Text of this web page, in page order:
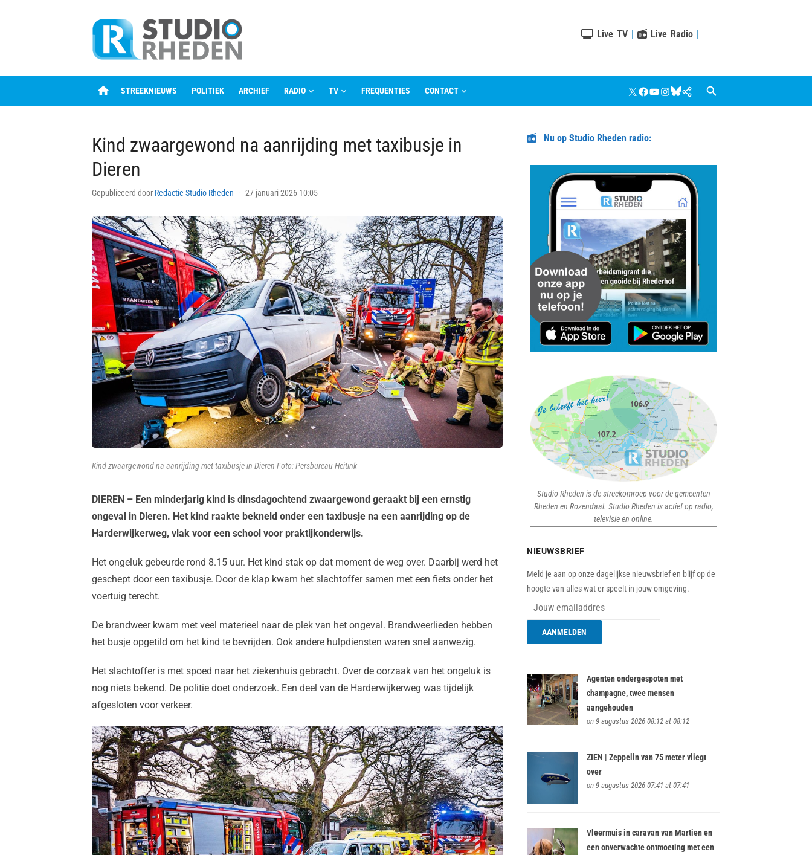
Live TV | Live Radio |
home STREEKNIEUWS POLITIEK ARCHIEF RADIO TV FREQUENTIES CONTACT X Facebook
YouTube
Instagram
Bluesky
Google
Nieuws
Kind zwaargewond na aanrijding met taxibusje in
Dieren
Gepubliceerd door Redactie Studio Rheden
Posted
27 januari 2026 10:05
Kind zwaargewond na aanrijding met taxibusje in Dieren Foto: Persbureau Heitink
DIEREN – Een minderjarig kind is dinsdagochtend zwaargewond geraakt bij een ernstig
ongeval in Dieren. Het kind raakte bekneld onder een taxibusje na een aanrijding op de
Harderwijkerweg, vlak voor een school voor praktijkonderwijs.
Het ongeluk gebeurde rond 8.15 uur. Het kind stak op dat moment de weg over. Daarbij werd het
geschept door een taxibusje. Door de klap kwam het slachtoffer samen met een fiets onder het
voertuig terecht.
De brandweer kwam met veel materieel naar de plek van het ongeval. Brandweerlieden hebben
het busje opgetild om het kind te bevrijden. Ook andere hulpdiensten waren snel aanwezig.
Het slachtoffer is met spoed naar het ziekenhuis gebracht. Over de oorzaak van het ongeluk is
nog niets bekend. De politie doet onderzoek. Een deel van de Harderwijkerweg was tijdelijk
afgesloten voor verkeer.
Nu op Studio Rheden radio:
Studio Rheden is de streekomroep voor de gemeenten
Rheden en Rozendaal. Studio Rheden is actief op radio,
televisie en online.
NIEUWSBRIEF
Meld je aan op onze dagelijkse nieuwsbrief en blijf op de
hoogte van alles wat er speelt in jouw omgeving.
Agenten ondergespoten met
champagne, twee mensen
aangehouden
on 9 augustus 2026 08:12 at 08:12
ZIEN | Zeppelin van 75 meter vliegt
over
on 9 augustus 2026 07:41 at 07:41
Vleermuis in caravan van Martien en
een onverwachte ontmoeting met een